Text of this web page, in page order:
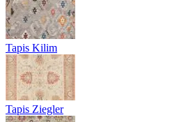
Tapis Kilim
Tapis Ziegler